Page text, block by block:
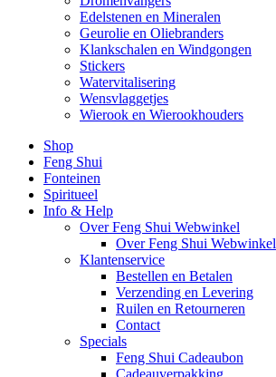
Edelstenen en Mineralen
Geurolie en Oliebranders
Klankschalen en Windgongen
Stickers
Watervitalisering
Wensvlaggetjes
Wierook en Wierookhouders
Shop
Feng Shui
Fonteinen
Spiritueel
Info & Help
Over Feng Shui Webwinkel
Over Feng Shui Webwinkel
Klantenservice
Bestellen en Betalen
Verzending en Levering
Ruilen en Retourneren
Contact
Specials
Feng Shui Cadeaubon
Cadeauverpakking